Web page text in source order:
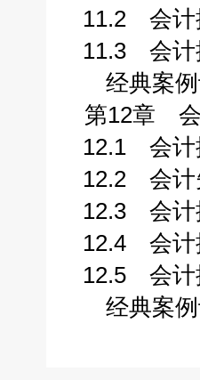
11.2 会计
11.3 会计
经典案例
第12章 会
12.1 会计
12.2 会计
12.3 会计
12.4 会计
12.5 会计
经典案例